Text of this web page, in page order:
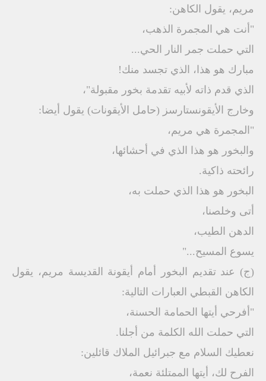
مريم، يقول الكاهن:
"أنت هي المجمرة الذهب،
التي حملت جمر النار الحي...
مبارك هو هذا، الذي تجسد منك!
الذي قدم ذاته لأبيه تقدمة بخور مقبولة"،
وخارج الأيقونستارسز (حامل الأيقونات) يقول أيضا:
"المجمرة هي مريم،
والبخور هو هذا الذي في أحشائها،
رائحته ذاكية.
البخور هو هذا الذي حملت به،
أتى وخلصنا،
الدهن الطيب،
يسوع المسيح..."
(ج) عند تقديم البخور أمام أيقونة القديسة مريم، يقول
الكاهن القبطي العبارات التالية:
"أفرحي أيتها الحمامة الحسنة،
التي حملت الله الكلمة من أجلنا.
نعطيك السلام مع جبرائيل الملاك قائلين:
الفرح لك، أيتها الممتلئة نعمة،